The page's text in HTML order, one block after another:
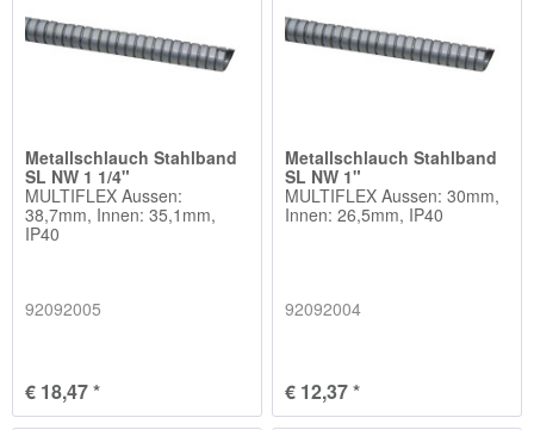
Metallschlauch Stahlband
SL NW 1 1/4"
MULTIFLEX Aussen:
38,7mm, Innen: 35,1mm,
IP40
92092005
€ 18,47 *
Metallschlauch Stahlband
SL NW 1"
MULTIFLEX Aussen: 30mm,
Innen: 26,5mm, IP40
92092004
€ 12,37 *